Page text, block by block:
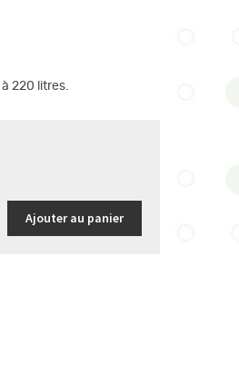
220 litres.
Ajouter au panier